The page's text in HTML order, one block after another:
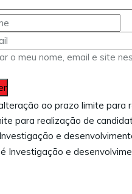
o meu nome, email e site
para realização de
e